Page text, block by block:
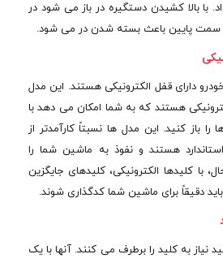
با بالا کشیدن دستگیره در باز می شود در
سمت پایین باعث بسته شدن در می شود.
دارای قفل الکترونیکی هستند. این مدل
هستند که به شما امکان می دهد با
باز کنید. این مدل ها نسبتاً کارآمدتر از
هستند و نفوذ به ماشین شما را
با کلیدها الکترونیکی، کلیدهای جایگزین
دقیقاً برای ماشین شما کدگذاری شوند.
نیاز به کلید را برطرف می کنند. آنها با یک